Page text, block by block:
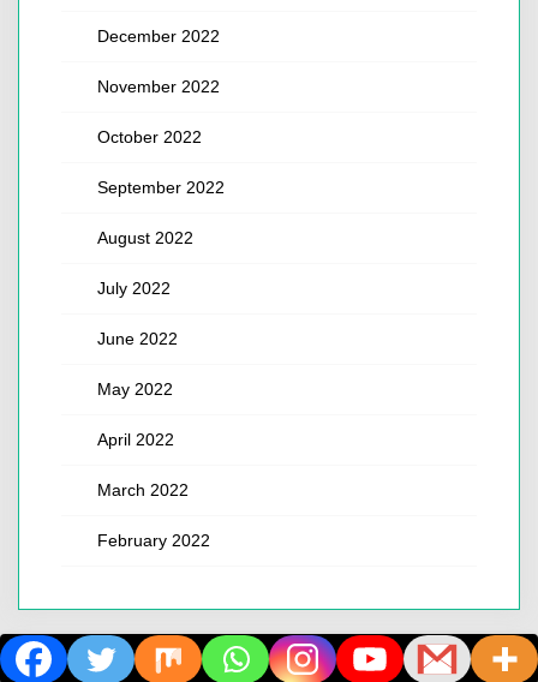
December 2022
November 2022
October 2022
September 2022
August 2022
July 2022
June 2022
May 2022
April 2022
March 2022
February 2022